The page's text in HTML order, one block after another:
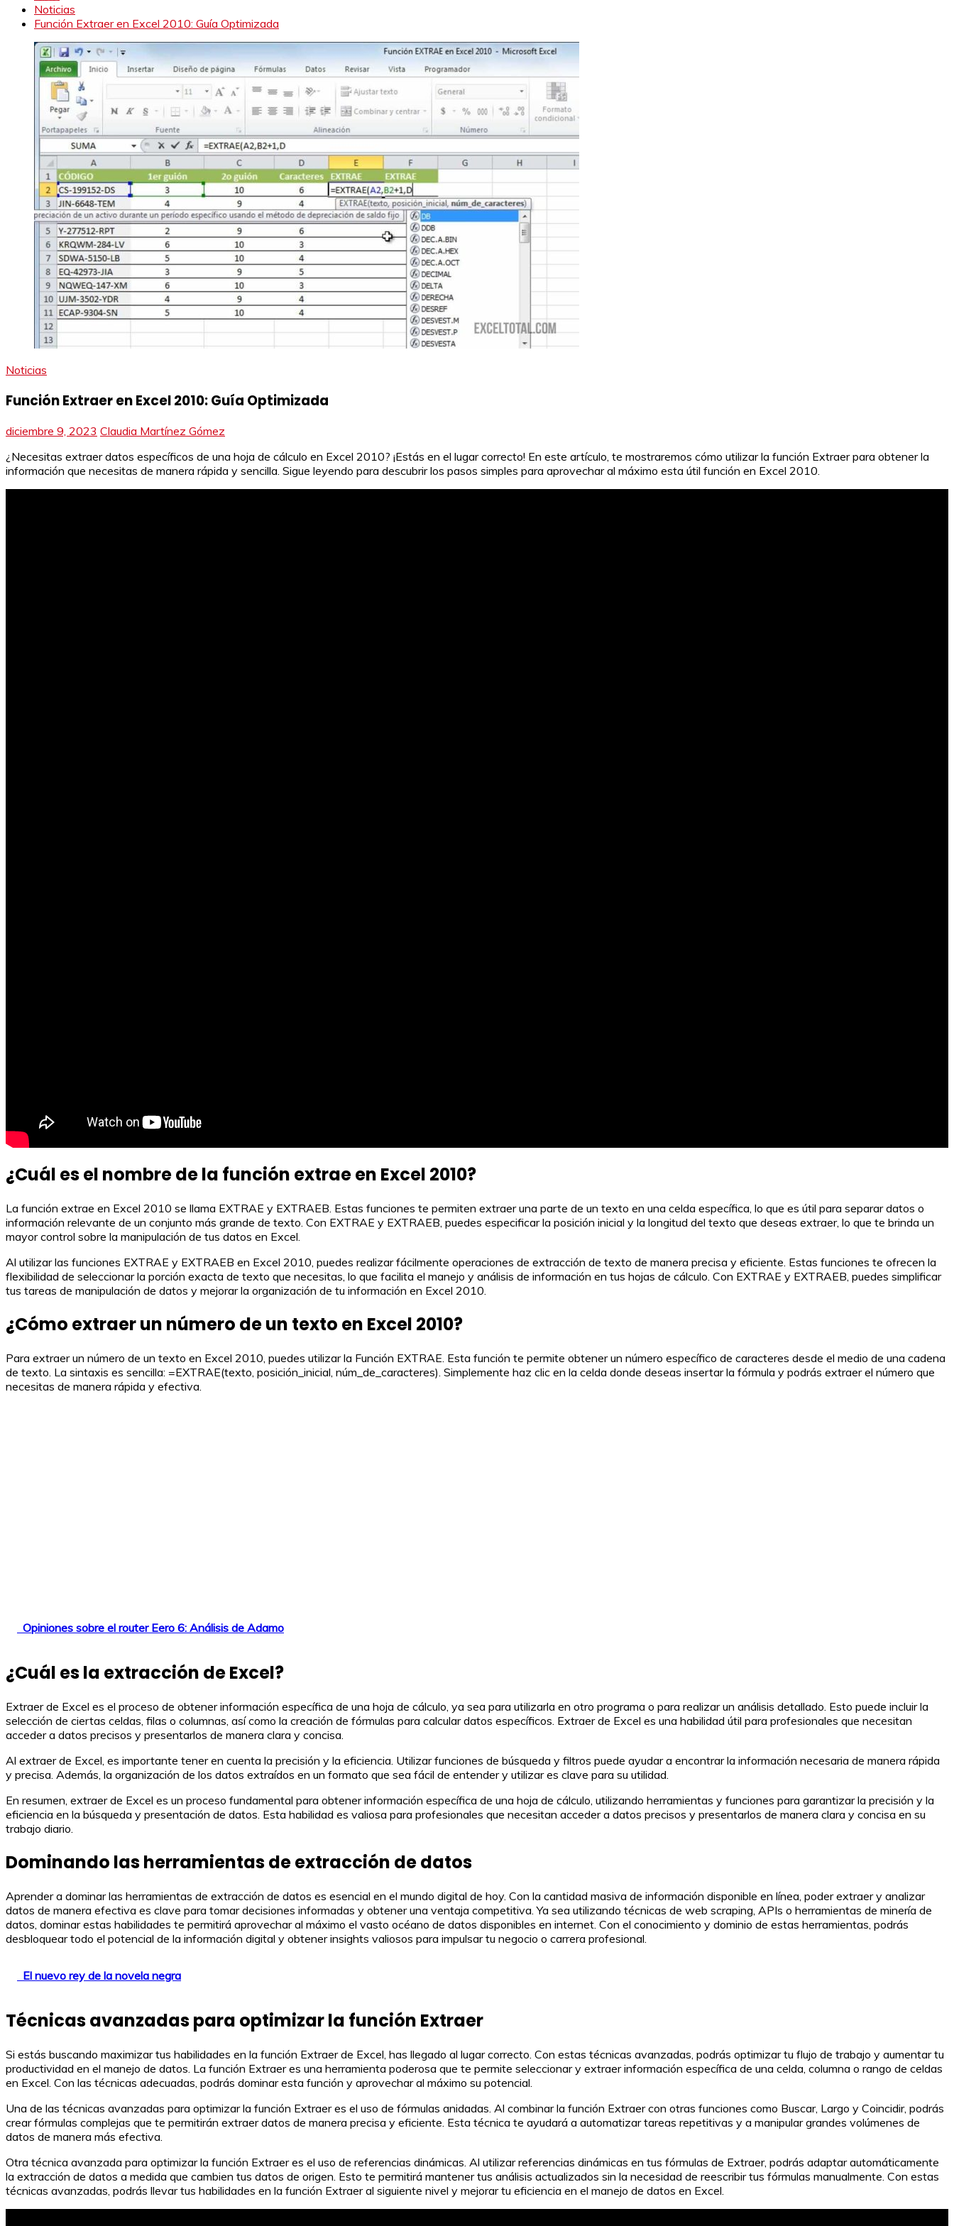
Noticias
Función Extraer en Excel 2010: Guía Optimizada
Noticias
Función Extraer en Excel 2010: Guía Optimizada
diciembre 9, 2023 Claudia Martínez Gómez
¿Necesitas extraer datos específicos de una hoja de cálculo en Excel 2010? ¡Estás en el lugar correcto! En este artículo, te mostraremos cómo utilizar la función Extraer para obtener la
información que necesitas de manera rápida y sencilla. Sigue leyendo para descubrir los pasos simples para aprovechar al máximo esta útil función en Excel 2010.
¿Cuál es el nombre de la función extrae en Excel 2010?
La función extrae en Excel 2010 se llama EXTRAE y EXTRAEB. Estas funciones te permiten extraer una parte de un texto en una celda específica, lo que es útil para separar datos o
información relevante de un conjunto más grande de texto. Con EXTRAE y EXTRAEB, puedes especificar la posición inicial y la longitud del texto que deseas extraer, lo que te brinda un
mayor control sobre la manipulación de tus datos en Excel.
Al utilizar las funciones EXTRAE y EXTRAEB en Excel 2010, puedes realizar fácilmente operaciones de extracción de texto de manera precisa y eficiente. Estas funciones te ofrecen la
flexibilidad de seleccionar la porción exacta de texto que necesitas, lo que facilita el manejo y análisis de información en tus hojas de cálculo. Con EXTRAE y EXTRAEB, puedes simplificar
tus tareas de manipulación de datos y mejorar la organización de tu información en Excel 2010.
¿Cómo extraer un número de un texto en Excel 2010?
Para extraer un número de un texto en Excel 2010, puedes utilizar la Función EXTRAE. Esta función te permite obtener un número específico de caracteres desde el medio de una cadena
de texto. La sintaxis es sencilla: =EXTRAE(texto, posición_inicial, núm_de_caracteres). Simplemente haz clic en la celda donde deseas insertar la fórmula y podrás extraer el número que
necesitas de manera rápida y efectiva.
Opiniones sobre el router Eero 6: Análisis de Adamo
¿Cuál es la extracción de Excel?
Extraer de Excel es el proceso de obtener información específica de una hoja de cálculo, ya sea para utilizarla en otro programa o para realizar un análisis detallado. Esto puede incluir la
selección de ciertas celdas, filas o columnas, así como la creación de fórmulas para calcular datos específicos. Extraer de Excel es una habilidad útil para profesionales que necesitan
acceder a datos precisos y presentarlos de manera clara y concisa.
Al extraer de Excel, es importante tener en cuenta la precisión y la eficiencia. Utilizar funciones de búsqueda y filtros puede ayudar a encontrar la información necesaria de manera rápida
y precisa. Además, la organización de los datos extraídos en un formato que sea fácil de entender y utilizar es clave para su utilidad.
En resumen, extraer de Excel es un proceso fundamental para obtener información específica de una hoja de cálculo, utilizando herramientas y funciones para garantizar la precisión y la
eficiencia en la búsqueda y presentación de datos. Esta habilidad es valiosa para profesionales que necesitan acceder a datos precisos y presentarlos de manera clara y concisa en su
trabajo diario.
Dominando las herramientas de extracción de datos
Aprender a dominar las herramientas de extracción de datos es esencial en el mundo digital de hoy. Con la cantidad masiva de información disponible en línea, poder extraer y analizar
datos de manera efectiva es clave para tomar decisiones informadas y obtener una ventaja competitiva. Ya sea utilizando técnicas de web scraping, APIs o herramientas de minería de
datos, dominar estas habilidades te permitirá aprovechar al máximo el vasto océano de datos disponibles en internet. Con el conocimiento y dominio de estas herramientas, podrás
desbloquear todo el potencial de la información digital y obtener insights valiosos para impulsar tu negocio o carrera profesional.
El nuevo rey de la novela negra
Técnicas avanzadas para optimizar la función Extraer
Si estás buscando maximizar tus habilidades en la función Extraer de Excel, has llegado al lugar correcto. Con estas técnicas avanzadas, podrás optimizar tu flujo de trabajo y aumentar tu
productividad en el manejo de datos. La función Extraer es una herramienta poderosa que te permite seleccionar y extraer información específica de una celda, columna o rango de celdas
en Excel. Con las técnicas adecuadas, podrás dominar esta función y aprovechar al máximo su potencial.
Una de las técnicas avanzadas para optimizar la función Extraer es el uso de fórmulas anidadas. Al combinar la función Extraer con otras funciones como Buscar, Largo y Coincidir, podrás
crear fórmulas complejas que te permitirán extraer datos de manera precisa y eficiente. Esta técnica te ayudará a automatizar tareas repetitivas y a manipular grandes volúmenes de
datos de manera más efectiva.
Otra técnica avanzada para optimizar la función Extraer es el uso de referencias dinámicas. Al utilizar referencias dinámicas en tus fórmulas de Extraer, podrás adaptar automáticamente
la extracción de datos a medida que cambien tus datos de origen. Esto te permitirá mantener tus análisis actualizados sin la necesidad de reescribir tus fórmulas manualmente. Con estas
técnicas avanzadas, podrás llevar tus habilidades en la función Extraer al siguiente nivel y mejorar tu eficiencia en el manejo de datos en Excel.